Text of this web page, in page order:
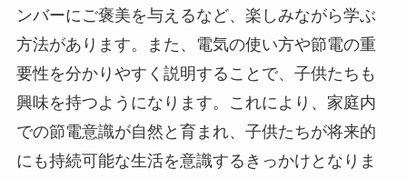
ンバーにご褒美を与えるなど、楽しみながら学ぶ
方法があります。また、電気の使い方や節電の重
要性を分かりやすく説明することで、子供たちも
興味を持つようになります。これにより、家庭内
での節電意識が自然と育まれ、子供たちが将来的
にも持続可能な生活を意識するきっかけとなりま